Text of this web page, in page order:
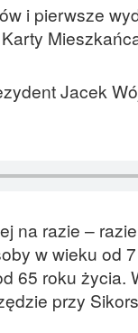
i pierwsze
Jacek
na razie –
w wieku od
65 roku
przy